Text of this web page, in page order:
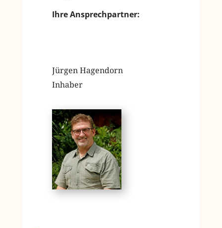
Ihre Ansprechpartner:
Jürgen Hagendorn
Inhaber